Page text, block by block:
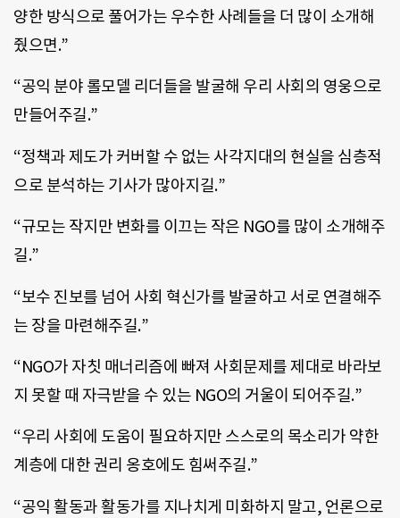
양한 방식으로 풀어가는 우수한 사례들을 더 많이 소개해
줬으면.”
“공익 분야 롤모델 리더들을 발굴해 우리 사회의 영웅으로
만들어주길.”
“정책과 제도가 커버할 수 없는 사각지대의 현실을 심층적
으로 분석하는 기사가 많아지길.”
“규모는 작지만 변화를 이끄는 작은 NGO를 많이 소개해주
길.”
“보수 진보를 넘어 사회 혁신가를 발굴하고 서로 연결해주
는 장을 마련해주길.”
“NGO가 자칫 매너리즘에 빠져 사회문제를 제대로 바라보
지 못할 때 자극받을 수 있는 NGO의 거울이 되어주길.”
“우리 사회에 도움이 필요하지만 스스로의 목소리가 약한
계층에 대한 권리 옹호에도 힘써주길.”
“공익 활동과 활동가를 지나치게 미화하지 말고, 언론으로